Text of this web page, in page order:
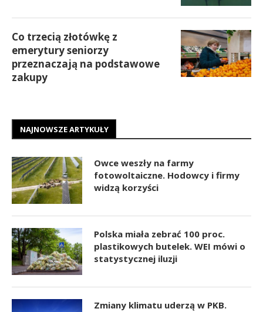
Co trzecią złotówkę z
emerytury seniorzy
przeznaczają na podstawowe
zakupy
NAJNOWSZE ARTYKUŁY
Owce weszły na farmy
fotowoltaiczne. Hodowcy i firmy
widzą korzyści
Polska miała zebrać 100 proc.
plastikowych butelek. WEI mówi o
statystycznej iluzji
Zmiany klimatu uderzą w PKB.